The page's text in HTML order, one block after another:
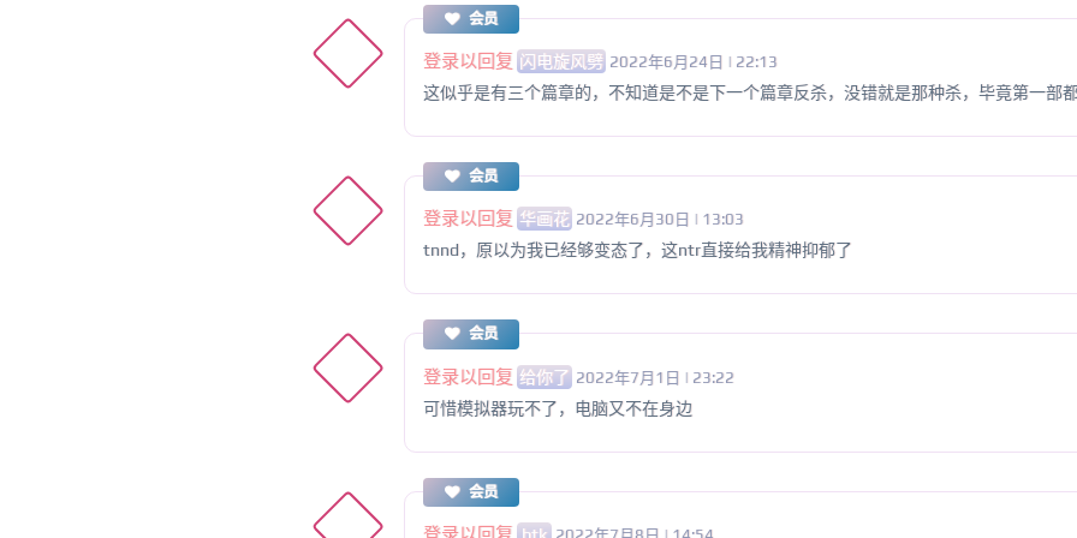
会员
登录以回复 闪电旋风劈 2022年6月24日 | 22:13
这似乎是有三个篇章的，不知道是不是下一个篇章反杀，没错就是那种杀，毕竟第一部
会员
登录以回复 华画花 2022年6月30日 | 13:03
tnnd，原以为我已经够变态了，这ntr直接给我精神抑郁了
会员
登录以回复 给你了 2022年7月1日 | 23:22
可惜模拟器玩不了，电脑又不在身边
会员
登录以回复